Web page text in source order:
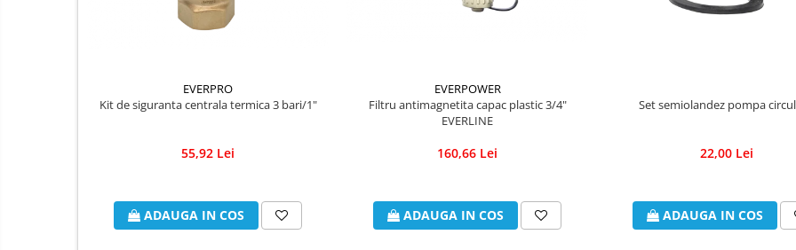
Vase wc, capace si rezervoare
Racord flexibil monocomanda din
Racord flexibil monocomanda cu
EVERPRO
Kit de siguranta centrala termica 3 bari/1"
55,92 Lei
ADAUGA IN COS
EVERPOWER
Filtru antimagnetita capac plastic 3/4"
EVERLINE
160,66 Lei
ADAUGA IN COS
Set semiolandez pompa
22,00 Lei
ADAUGA IN COS